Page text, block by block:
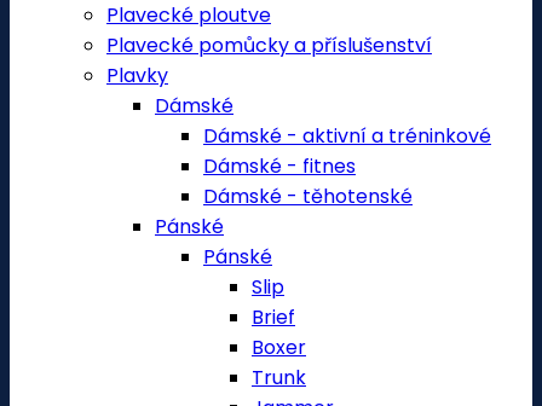
Plavecké ploutve
Plavecké pomůcky a příslušenství
Plavky
Dámské
Dámské - aktivní a tréninkové
Dámské - fitnes
Dámské - těhotenské
Pánské
Pánské
Slip
Brief
Boxer
Trunk